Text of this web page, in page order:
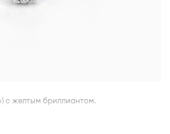
с желтым бриллиантом.